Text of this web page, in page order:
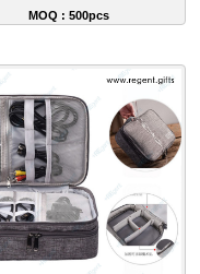
MOQ : 500pcs